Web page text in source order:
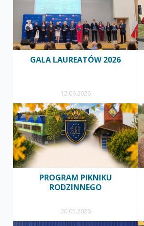
GALA LAUREATÓW 2026
12.06.2026
PROGRAM PIKNIKU
RODZINNEGO
20.05.2026